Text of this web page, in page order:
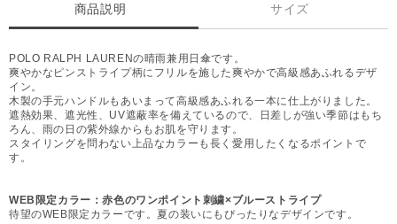
商品説明 サイズ
POLO RALPH LAURENの晴雨兼用日傘です。
爽やかなピンストライプ柄にフリルを施した爽やかで高級感あふれるデザ
イン。
木製の手元ハンドルもあいまって高級感あふれる一本に仕上がりました。
遮熱効果、遮光性、UV遮蔽率を備えているので、日差しが強い季節はもち
ろん、雨の日の紫外線からもお肌を守ります。
スタイリングを問わない上品なカラーも長く愛用したくなるポイントで
す。
WEB限定カラー：赤色のワンポイント刺繍×ブルーストライプ
待望のWEB限定カラーです。夏の装いにもぴったりなデザインです。